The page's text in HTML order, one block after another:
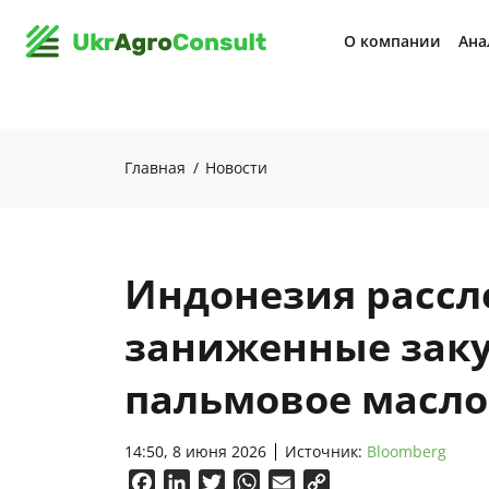
О компании
Главная Новости
Индонезия
заниженные
пальмовое масло
14:50, 8 июня 2026 Источник: Bloomberg
FacebookLinkedInTwitterWhatsApp
Email